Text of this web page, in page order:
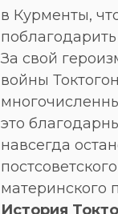
в Курменты,
За свой
войны
это
навсегда
материнского
История